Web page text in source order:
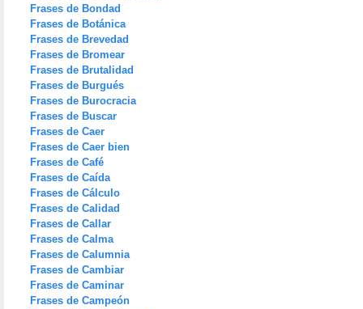
Frases de Bondad
Frases de Botánica
Frases de Brevedad
Frases de Bromear
Frases de Brutalidad
Frases de Burgués
Frases de Burocracia
Frases de Buscar
Frases de Caer
Frases de Caer bien
Frases de Café
Frases de Caída
Frases de Cálculo
Frases de Calidad
Frases de Callar
Frases de Calma
Frases de Calumnia
Frases de Cambiar
Frases de Caminar
Frases de Campeón